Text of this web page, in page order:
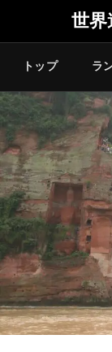
世
トップ ラ